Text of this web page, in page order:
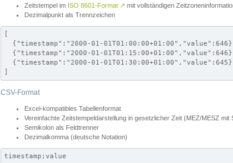
Zeitstempel im ISO 8601-Format ↗ mit vollständigen
Dezimalpunkt als Trennzeichen
[
{"timestamp":"2000-01-
{"timestamp":"2000-01-
  {"timestamp":"2000-01-01T01:30:00+01:00","value":645}
]
CSV-Format
Excel-kompatibles Tabellenformat
Vereinfachte Zeitstempeldarstellung in gesetzlicher Zeit (MEZ/MESZ mit
Semikolon als Feldtrenner
Dezimalkomma (deutsche Notation)
timestamp;value